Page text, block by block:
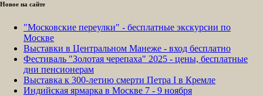
Новое на сайте
"Московские переулки" - бесплатные экскурсии по
Москве
Выставки в Центральном Манеже - вход бесплатно
Фестиваль "Золотая черепаха" 2025 - цены, бесплатные
дни пенсионерам
Выставка к 300-летию смерти Петра I в Кремле
Индийская ярмарка в Москве 7 - 9 ноября